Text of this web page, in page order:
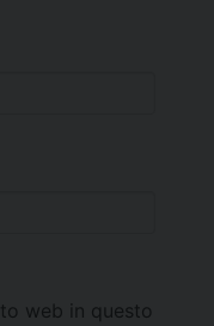
web in questo